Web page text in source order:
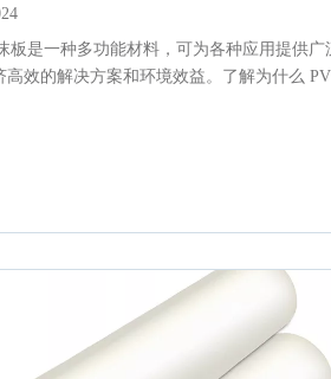
板是一种多功能材料，可为各种应用提供
高效的解决方案和环境效益。了解为什么